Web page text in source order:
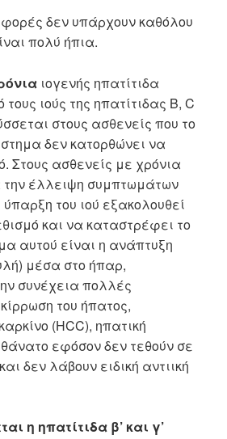
δεν υπάρχουν καθόλου
πολύ ήπια.
ιογενής ηπατίτιδα
ιούς της ηπατίτιδας Β, C
στους ασθενείς που το
δεν κατορθώνει να
Στους ασθενείς με χρόνια
την έλλειψη συμπτωμάτων
του ιού εξακολουθεί
και να καταστρέφει το
αυτού είναι η ανάπτυξη
μέσα στο ήπαρ,
συνέχεια πολλές
του ήπατος,
(HCC), ηπατική
εφόσον δεν τεθούν σε
δεν λάβουν ειδική αντιική
η ηπατίτιδα β’ και γ’